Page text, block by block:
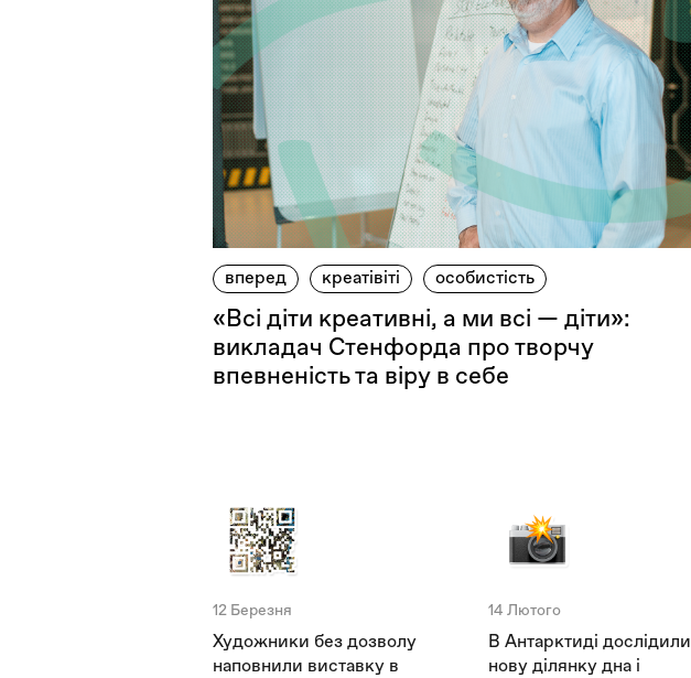
вперед креатівіті особистість
«Всі діти креативні, а ми всі — діти»:
викладач Стенфорда про творчу
впевненість та віру в себе
12 Березня
Художники без дозволу
наповнили виставку в
14 Лютого
В Антарктиді дослідили
нову ділянку дна і